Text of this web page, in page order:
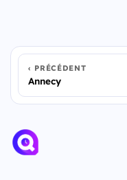
PRÉCÉDENT
Annecy